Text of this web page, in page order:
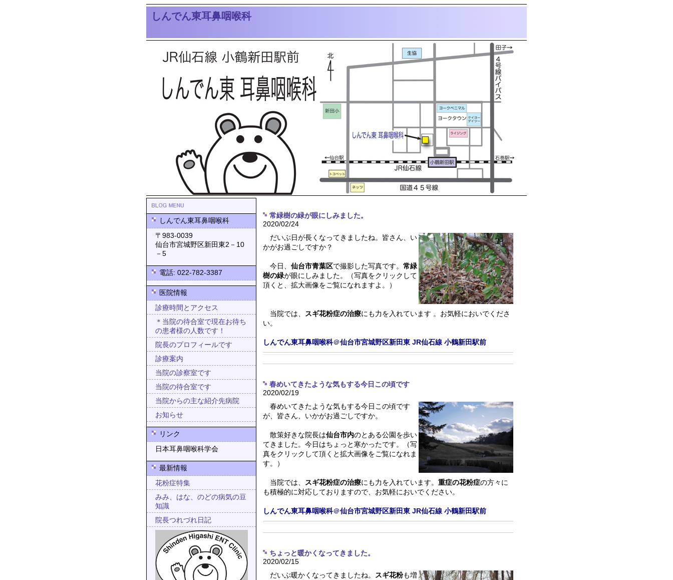
しんでん東耳鼻咽喉科
しんでん東耳鼻咽喉科
〒983-0039
仙台市宮城野区新田東2－10
－5
電話: 022-782-3387
医院情報
診療時間とアクセス
＊当院の待合室で現在お待ち
の患者様の人数です！
院長のプロフィールです
診療案内
当院の診察室です
当院の待合室です
当院からの主な紹介先病院
お知らせ
リンク
日本耳鼻咽喉科学会
最新情報
花粉症特集
みみ、はな、のどの病気の豆
知識
院長つれづれ日記
常緑樹の緑が眼にしみました。
2020/02/24
だいぶ日が長くなってきましたね。皆さん、い
かがお過ごしですか？
今日、 仙台市青葉区で撮影した写真です。 常緑
樹の緑が眼にしみました。（写真をクリックして
頂くと、拡大画像をご覧になれますよ。）
当院では、 スギ花粉症の治療にも力を入れています 。お気軽においでくださ
い。
しんでん東耳鼻咽喉科＠仙台市宮城野区新田東 JR仙石線 小鶴新田駅前
春めいてきたような気もする今日この頃です
2020/02/19
春めいてきたような気もする今日この頃です
が、皆さん、いかがお過ごしですか。
散策好きな院長は仙台市内のとある公園を歩い
てきました。今日はちょっと寒かったです。（写
真をクリックして頂くと拡大画像をご覧になれま
す。）
当院では、 スギ花粉症の治療にも力を入れています。 重症の花粉症の方々に
も積極的に対応しておりますので、お気軽においでください。
しんでん東耳鼻咽喉科＠仙台市宮城野区新田東 JR仙石線 小鶴新田駅前
ちょっと暖かくなってきました。
2020/02/15
だいぶ暖かくなってきましたね。 スギ花粉も増